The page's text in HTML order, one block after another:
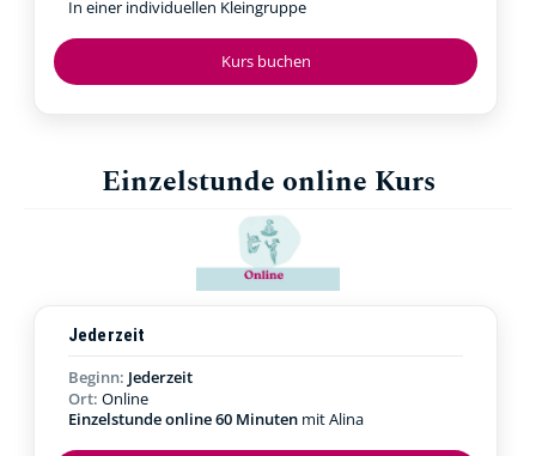
Kurs buchen
In einer individuellen Kleingruppe
Einzelstunde online Kurs
Jederzeit
Beginn: Jederzeit
Ort: Online
Einzelstunde online 60 Minuten mit Alina